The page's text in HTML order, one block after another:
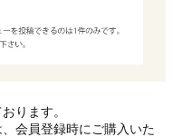
ります。
会員登録時にご購入いた